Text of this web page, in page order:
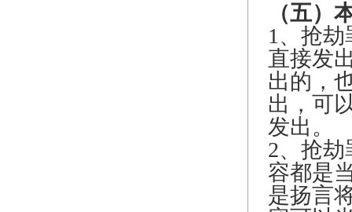
（五）
1、抢
直接发
出的，
出，可
发出。
2、抢
容都是
是扬言